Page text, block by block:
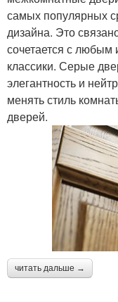
самых популярных
дизайна. Это
сочетается с
классики. Серые
элегантность и
менять стиль
дверей.
читать дальше →